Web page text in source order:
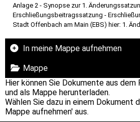
Anlage 2 - Synopse zur 1.
Erschließungsbeitragssatzung -
Stadt Offenbach am Main (EBS) hier: 1.
In meine Mappe aufnehmen
Mappe
Hier können Sie Dokumente aus dem
und als Mappe herunterladen.
Wählen Sie dazu in einem Dokument
Mappe aufnehmen' aus.